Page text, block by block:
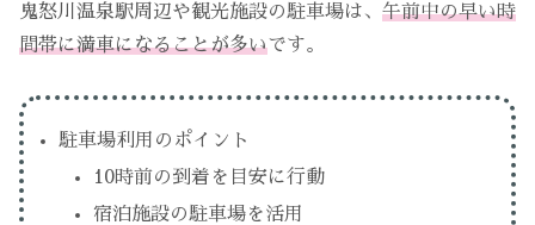
鬼怒川温泉駅周辺や観光施設の駐車場は、 午前中の早い時
間帯に満車になることが多いです。
駐車場利用のポイント
10時前の到着を目安に行動
宿泊施設の駐車場を活用